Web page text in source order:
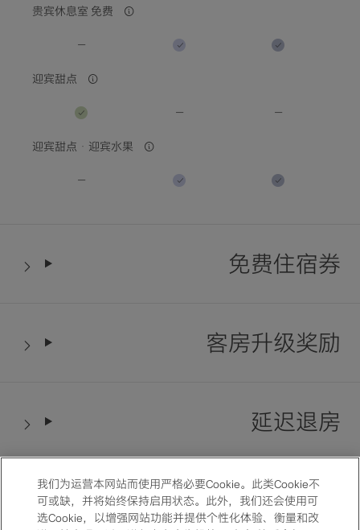
贵宾休息室 免费
迎宾甜点
迎宾甜点・迎宾水果
免费住宿券
客房升级奖励
延迟退房
用餐优惠礼遇
我们为运营本网站而使用严格必要Cookie。此类Cookie不
可或缺，并将始终保持启用状态。此外，我们还会使用可
选Cookie，以增强网站功能并提供个性化体验、衡量和改